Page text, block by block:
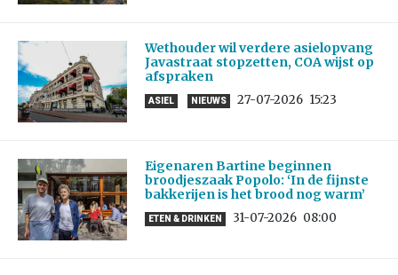
Wethouder wil verdere asielopvang
Javastraat stopzetten, COA wijst op
afspraken
ASIEL NIEUWS 27-07-2026 15:23
Eigenaren Bartine beginnen
broodjeszaak Popolo: ‘In de fijnste
bakkerijen is het brood nog warm’
ETEN & DRINKEN 31-07-2026 08:00